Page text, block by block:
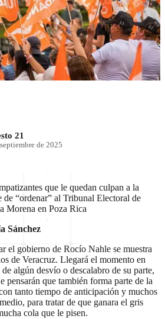
21
de 2025
que le quedan culpan a la
“ordenar” al Tribunal Electoral de
Morena en Poza Rica
Sánchez
el gobierno de Rocío Nahle se muestra
de Veracruz. Llegará el momento en
algún desvío o descalabro de su parte,
pensarán que también forma parte de la
tanto tiempo de anticipación y muchos
para tratar de que ganara el gris
cola que le pisen.